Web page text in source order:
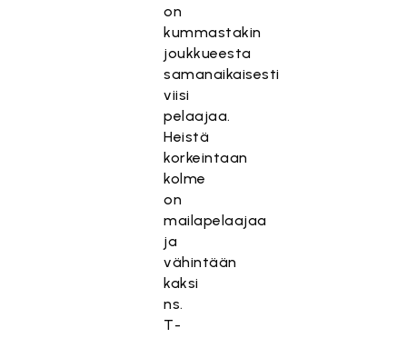
on
kummastakin
joukkueesta
samanaikaisesti
viisi
pelaajaa.
Heistä
korkeintaan
kolme
on
mailapelaajaa
ja
vähintään
kaksi
ns.
T-